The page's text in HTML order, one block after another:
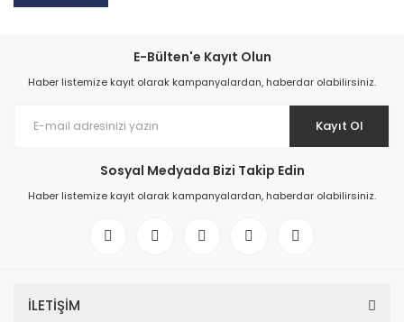
E-Bülten'e Kayıt Olun
Haber listemize kayıt olarak kampanyalardan, haberdar olabilirsiniz.
Kayıt Ol
Sosyal Medyada Bizi Takip Edin
Haber listemize kayıt olarak kampanyalardan, haberdar olabilirsiniz.
İLETİŞİM